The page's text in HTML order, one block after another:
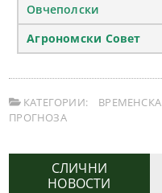
Овчеполски
Агрономски Совет
КАТЕГОРИИ:
ВРЕМЕНСКА
ПРОГНОЗА
СЛИЧНИ
НОВОСТИ